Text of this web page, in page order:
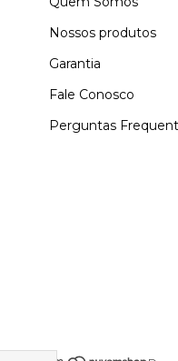
Nossos produtos
Garantia
Fale Conosco
Perguntas